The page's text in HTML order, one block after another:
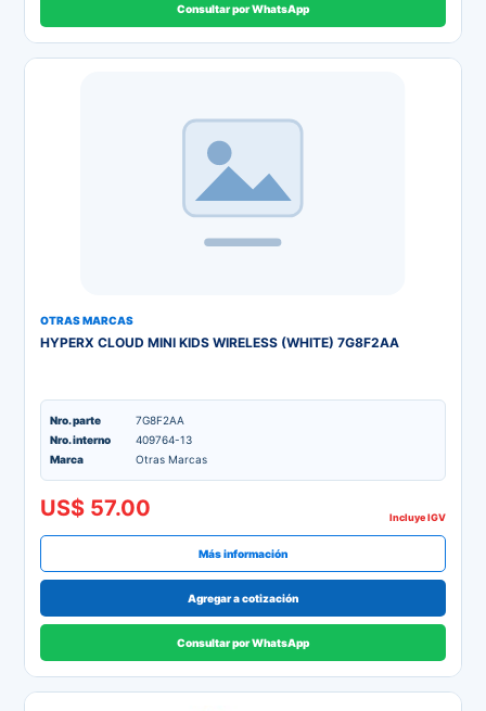
Consultar por WhatsApp
OTRAS MARCAS
HYPERX CLOUD MINI KIDS WIRELESS (WHITE) 7G8F2AA
Nro. parte
7G8F2AA
Nro. interno
409764-13
Marca
Otras Marcas
US$ 57.00 Incluye IGV
Más información
Agregar a cotización
Consultar por WhatsApp